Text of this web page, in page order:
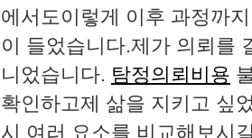
에서도이렇게 이후 과정까
이 들었습니다.​​제가 의뢰를
니었습니다. 탐정의뢰비용
확인하고제 삶을 지키고 싶
시 여러 요소를 비교해보시